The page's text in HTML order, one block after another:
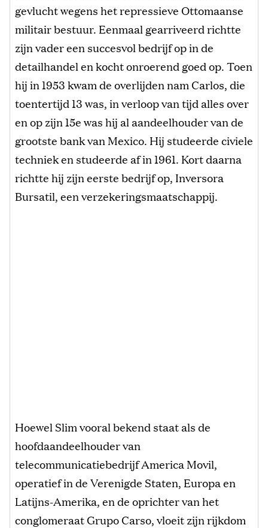
gevlucht wegens het repressieve Ottomaanse
militair bestuur. Eenmaal gearriveerd richtte
zijn vader een succesvol bedrijf op in de
detailhandel en kocht onroerend goed op. Toen
hij in 1953 kwam de overlijden nam Carlos, die
toentertijd 13 was, in verloop van tijd alles over
en op zijn 15e was hij al aandeelhouder van de
grootste bank van Mexico. Hij studeerde civiele
techniek en studeerde af in 1961. Kort daarna
richtte hij zijn eerste bedrijf op, Inversora
Bursatil, een verzekeringsmaatschappij.
Hoewel Slim vooral bekend staat als de
hoofdaandeelhouder van
telecommunicatiebedrijf America Movil,
operatief in de Verenigde Staten, Europa en
Latijns-Amerika, en de oprichter van het
conglomeraat Grupo Carso, vloeit zijn rijkdom